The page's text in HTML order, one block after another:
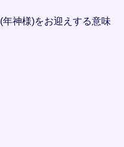
神様)をお迎えする意味